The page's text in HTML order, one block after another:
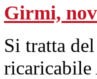
Girmi,
Si tratta
ricaricabile